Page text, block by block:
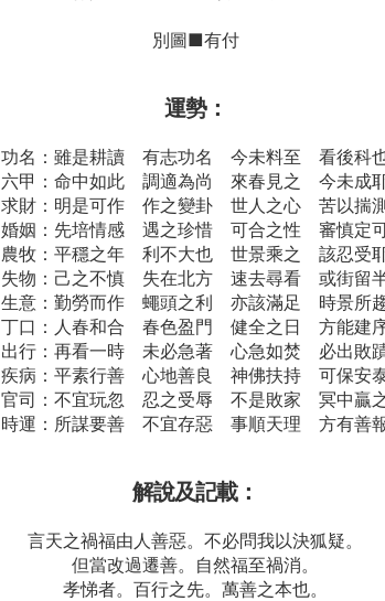
別圖■有付
運勢：
功名：雖是耕讀 有志功名 今未料至 看後科
六甲：命中如此 調適為尚 來春見之 今未成
求財：明是可作 作之變卦 世人之心 苦以揣測
婚姻：先培情感 遇之珍惜 可合之性 審慎定
農牧：平穩之年 利不大也 世景乘之 該忍受
失物：己之不慎 失在北方 速去尋看 或街留
生意：勤勞而作 蠅頭之利 亦該滿足 時景所
丁口：人春和合 春色盈門 健全之日 方能建
出行：再看一時 未必急著 心急如焚 必出敗
疾病：平素行善 心地善良 神佛扶持 可保安
官司：不宜玩忽 忍之受辱 不是敗家 冥中贏
時運：所謀要善 不宜存惡 事順天理 方有善
解說及記載：
言天之禍福由人善惡。不必問我以決狐疑。
但當改過遷善。自然福至禍消。
孝悌者。百行之先。萬善之本也。